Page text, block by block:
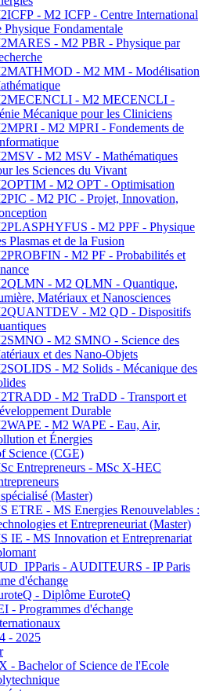
- M2 ICFP - Centre International
Physique Fondamentale
- M2 PBR - Physique par
- M2 MM - Modélisation
- M2 MECENCLI -
Mécanique pour les Cliniciens
- M2 MPRI - Fondements de
- M2 MSV - Mathématiques
les Sciences du Vivant
- M2 OPT - Optimisation
- M2 PIC - Projet, Innovation,
- M2 PPF - Physique
Plasmas et de la Fusion
- M2 PF - Probabilités et
- M2 QLMN - Quantique,
Matériaux et Nanosciences
- M2 QD - Dispositifs
- M2 SMNO - Science des
et des Nano-Objets
- M2 Solids - Mécanique des
- M2 TraDD - Transport et
Durable
- M2 WAPE - Eau, Air,
et Énergies
Science (CGE)
Entrepreneurs - MSc X-HEC
(Master)
ETRE - MS Energies Renouvelables :
et Entrepreneuriat (Master)
IE - MS Innovation et Entreprenariat
- AUDITEURS - IP Paris
d'échange
- Diplôme EuroteQ
- Programmes d'échange
- 2025
- Bachelor of Science de l'Ecole